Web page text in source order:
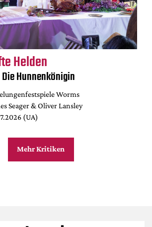
Helden
Hunnenkönigin
Worms
Seager & Oliver Lansley
(UA)
Mehr Kritiken